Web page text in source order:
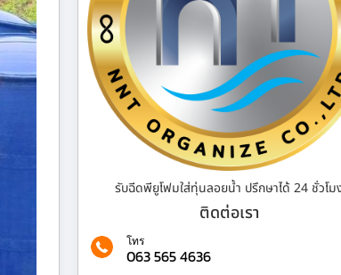
รับฉีดพียูโฟมใส่ทุ่นลอยน้ำ ปรึกษาได้ 24 ชั่วโม
ติดต่อเรา
โทร
063 565 4636